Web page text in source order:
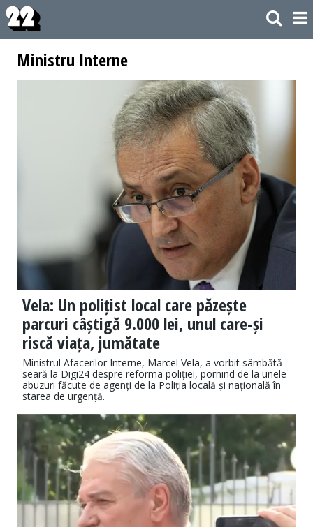
Ministru Interne
Vela: Un polițist local care păzește
parcuri câștigă 9.000 lei, unul care-și
riscă viața, jumătate
Ministrul Afacerilor Interne, Marcel Vela, a vorbit sâmbătă
seară la Digi24 despre reforma poliției, pornind de la unele
abuzuri făcute de agenți de la Poliția locală și națională în
starea de urgență.